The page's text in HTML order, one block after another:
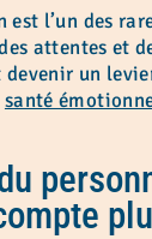
l’un des
attentes et
un
santé